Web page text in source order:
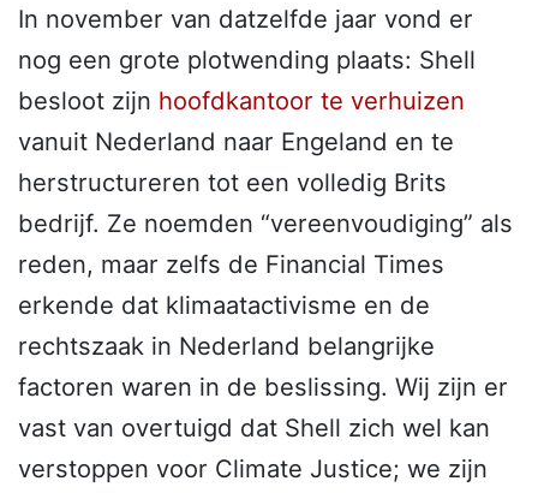
In november van datzelfde jaar vond er
nog een grote plotwending plaats: Shell
besloot zijn hoofdkantoor te verhuizen
vanuit Nederland naar Engeland en te
herstructureren tot een volledig Brits
bedrijf. Ze noemden “vereenvoudiging” als
reden, maar zelfs de Financial Times
erkende dat klimaatactivisme en de
rechtszaak in Nederland belangrijke
factoren waren in de beslissing. Wij zijn er
vast van overtuigd dat Shell zich wel kan
verstoppen voor Climate Justice; we zijn